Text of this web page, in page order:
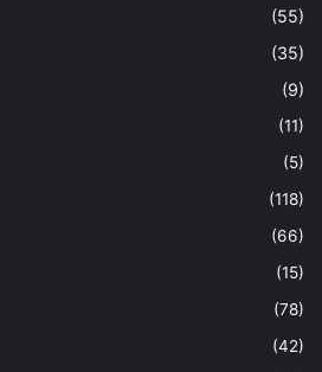
(55)
(35)
(9)
(11)
(5)
(118)
(66)
(15)
(78)
(42)